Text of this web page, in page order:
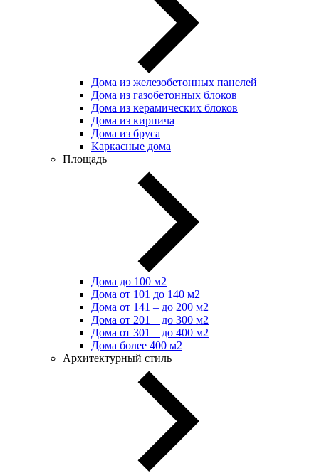
Дома из железобетонных панелей
Дома из газобетонных блоков
Дома из керамических блоков
Дома из кирпича
Дома из бруса
Каркасные дома
Площадь
Дома до 100 м2
Дома от 101 до 140 м2
Дома от 141 – до 200 м2
Дома от 201 – до 300 м2
Дома от 301 – до 400 м2
Дома более 400 м2
Архитектурный стиль